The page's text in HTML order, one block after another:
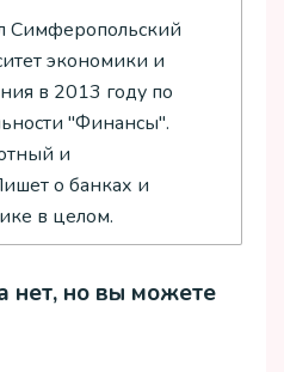
Симферопольский
экономики и
в 2013 году по
"Финансы".
и
о банках и
в целом.
нет, но вы можете